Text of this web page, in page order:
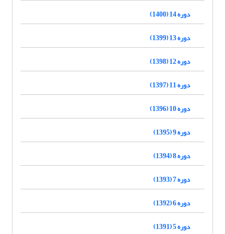
دوره 14 (1400)
دوره 13 (1399)
دوره 12 (1398)
دوره 11 (1397)
دوره 10 (1396)
دوره 9 (1395)
دوره 8 (1394)
دوره 7 (1393)
دوره 6 (1392)
دوره 5 (1391)